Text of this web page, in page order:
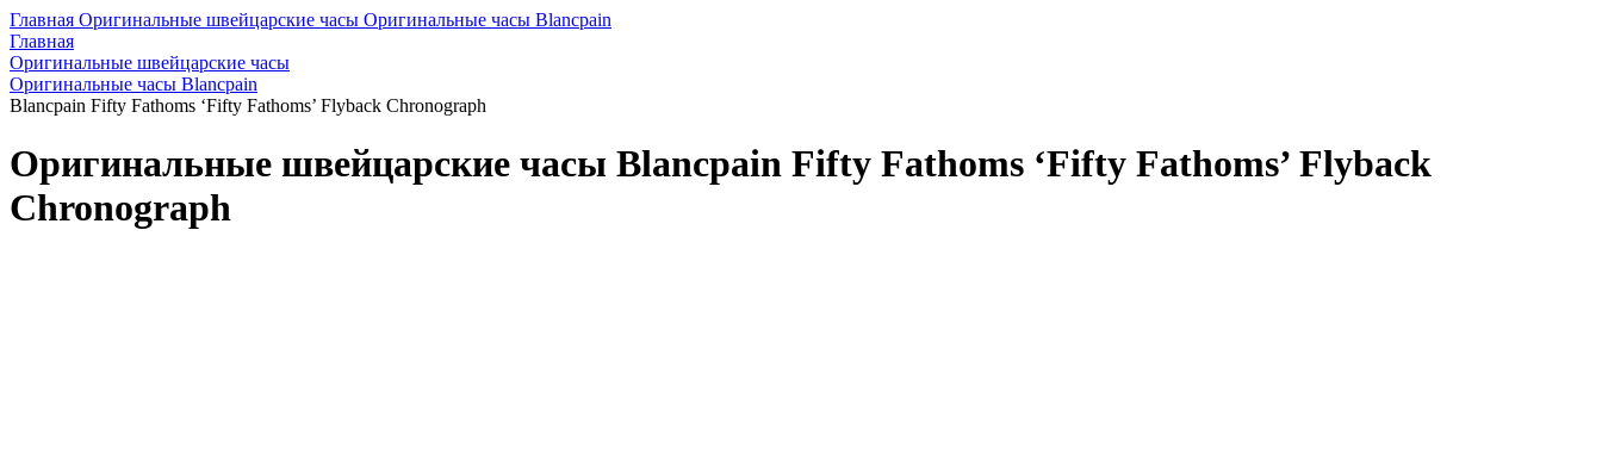
Главная Оригинальные швейцарские часы Оригинальные часы Blancpain
Главная
Оригинальные швейцарские часы
Оригинальные часы Blancpain
Blancpain Fifty Fathoms ‘Fifty Fathoms’ Flyback Chronograph
Оригинальные швейцарские часы Blancpain Fifty Fathoms ‘Fifty Fathoms’ Flyback
Chronograph